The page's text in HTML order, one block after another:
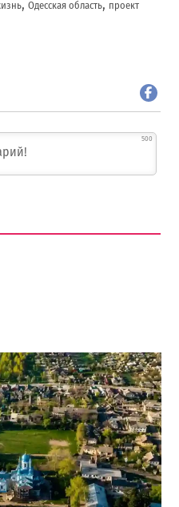
,Одесская область, проект
500